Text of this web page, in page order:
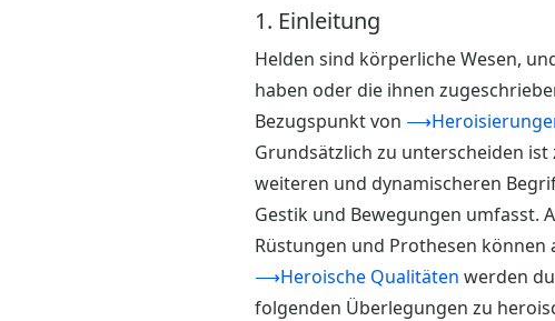
1. Einleitung
Helden sind körperliche Wesen,
haben oder die ihnen
Bezugspunkt von
Grundsätzlich zu unterscheiden ist
weiteren und dynamischeren
Gestik und Bewegungen umfasst.
Rüstungen und Prothesen
⟶Heroische Qualitäten werden
folgenden Überlegungen zu